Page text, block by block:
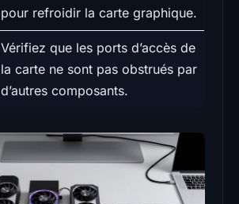
pour refroidir la carte graphique.
Vérifiez que les ports d’accès de
la carte ne sont pas obstrués par
d’autres composants.